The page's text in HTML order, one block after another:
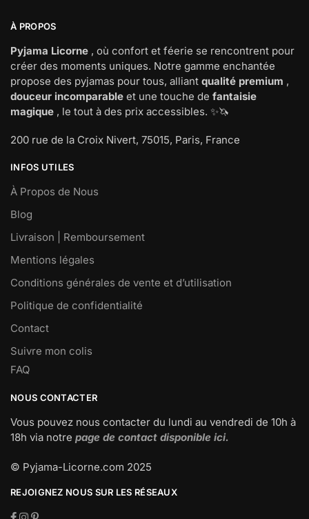
À PROPOS
Pyjama Licorne , où confort et féerie se rencontrent pour
créer des moments uniques. Notre gamme enchantée
propose des pyjamas pour tous, alliant qualité premium ,
douceur incomparable et une touche de fantaisie
magique , le tout à des prix accessibles. ✨🦄
200 rue de la Croix Nivert, 75015, Paris, France
INFOS UTILES
À Propos de Nous
Blog
Livraison | Remboursement
Mentions légales
Conditions générales de vente et d’utilisation
Politique de confidentialité
Contact
Suivre mon colis
FAQ
NOUS CONTACTER
Vous pouvez nous contacter du lundi au vendredi de 10h à
18h via notre page de contact disponible ici.
© Pyjama-Licorne.com 2025
REJOIGNEZ NOUS SUR LES RÉSEAUX